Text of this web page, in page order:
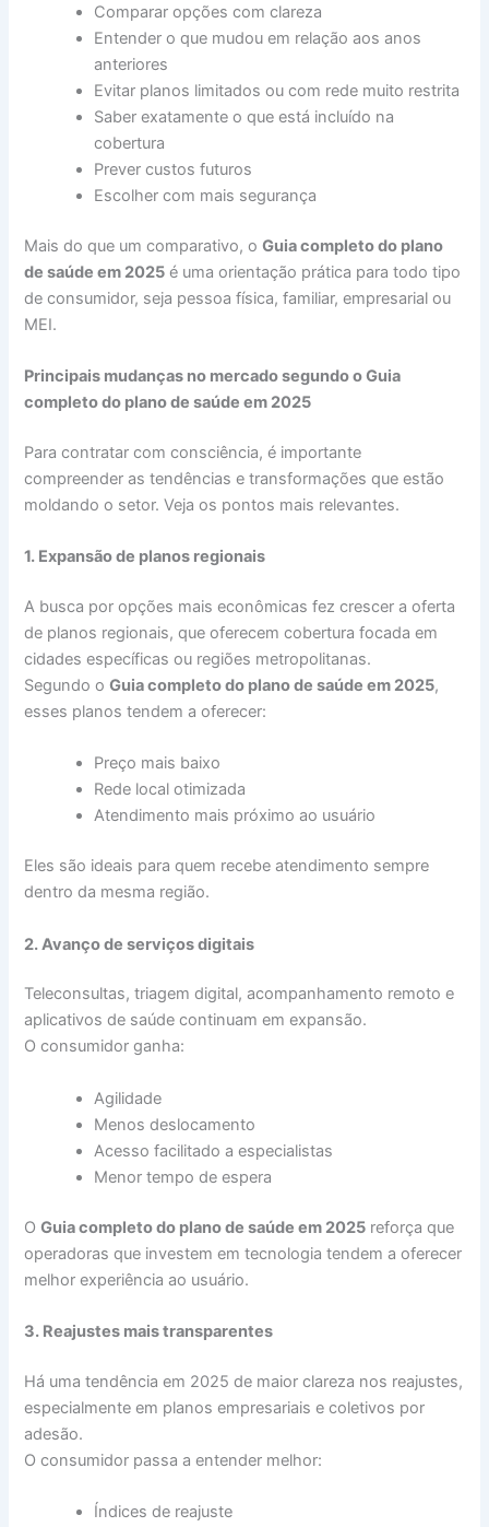
Comparar opções com clareza
Entender o que mudou em relação aos anos
anteriores
Evitar planos limitados ou com rede muito restrita
Saber exatamente o que está incluído na
cobertura
Prever custos futuros
Escolher com mais segurança
Mais do que um comparativo, oGuia completo do plano
de saúde em 2025 é uma orientação prática para todo tipo
de consumidor, seja pessoa física, familiar, empresarial ou
MEI.
Principais mudanças no mercado segundo o Guia
completo do plano de saúde em 2025
Para contratar com consciência, é importante
compreender as tendências e transformações que estão
moldando o setor. Veja os pontos mais relevantes.
1. Expansão de planos regionais
A busca por opções mais econômicas fez crescer a oferta
de planos regionais, que oferecem cobertura focada em
cidades específicas ou regiões metropolitanas.
Segundo oGuia completo do plano de saúde em 2025,
esses planos tendem a oferecer:
Preço mais baixo
Rede local otimizada
Atendimento mais próximo ao usuário
Eles são ideais para quem recebe atendimento sempre
dentro da mesma região.
2. Avanço de serviços digitais
Teleconsultas, triagem digital, acompanhamento remoto e
aplicativos de saúde continuam em expansão.
O consumidor ganha:
Agilidade
Menos deslocamento
Acesso facilitado a especialistas
Menor tempo de espera
OGuia completo do plano de saúde em 2025 reforça que
operadoras que investem em tecnologia tendem a oferecer
melhor experiência ao usuário.
3. Reajustes mais transparentes
Há uma tendência em 2025 de maior clareza nos reajustes,
especialmente em planos empresariais e coletivos por
adesão.
O consumidor passa a entender melhor:
Índices de reajuste